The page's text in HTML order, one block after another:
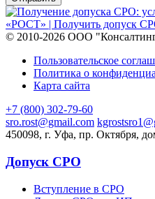
© 2010-2026 ООО
Пользовательское
Политика о
Карта сайта
+7 (800) 302-79-60
sro.rost@gmail.com
450098, г. Уфа, пр. Октября,
Допуск СРО
Вступление в СРО